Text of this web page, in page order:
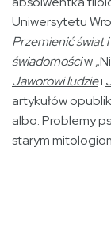
Uniwersytetu
Przemienić świat
świadomościw
Jaworowi ludziei
artykułów
albo. Problemy
starym